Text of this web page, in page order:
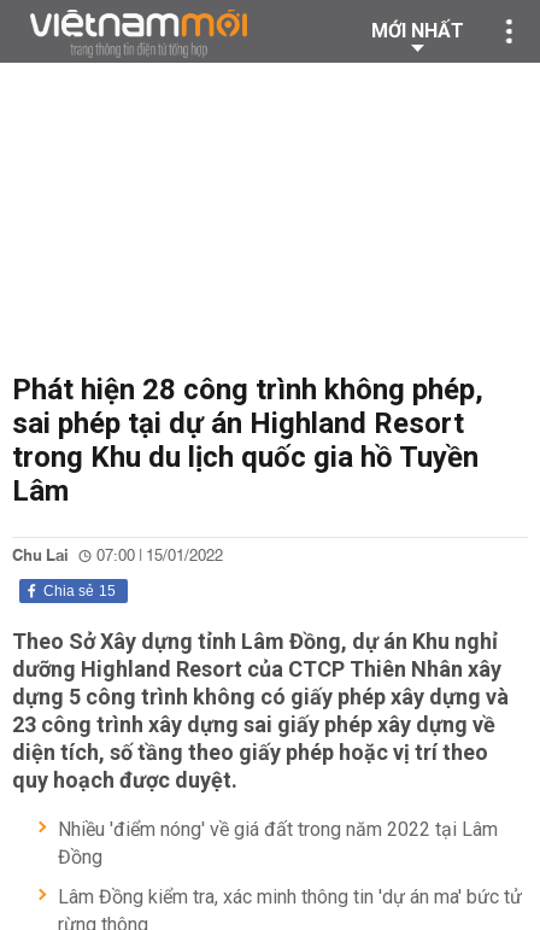
MỚI NHẤT
Phát hiện 28 công trình không phép,
sai phép tại dự án Highland Resort
trong Khu du lịch quốc gia hồ Tuyền
Lâm
Chu Lai 07:00 | 15/01/2022
15
Chia sẻ
Theo Sở Xây dựng tỉnh Lâm Đồng, dự án Khu nghỉ
dưỡng Highland Resort của CTCP Thiên Nhân xây
dựng 5 công trình không có giấy phép xây dựng và
23 công trình xây dựng sai giấy phép xây dựng về
diện tích, số tầng theo giấy phép hoặc vị trí theo
quy hoạch được duyệt.
Nhiều 'điểm nóng' về giá đất trong năm 2022 tại Lâm
Đồng
Lâm Đồng kiểm tra, xác minh thông tin 'dự án ma' bức tử
rừng thông